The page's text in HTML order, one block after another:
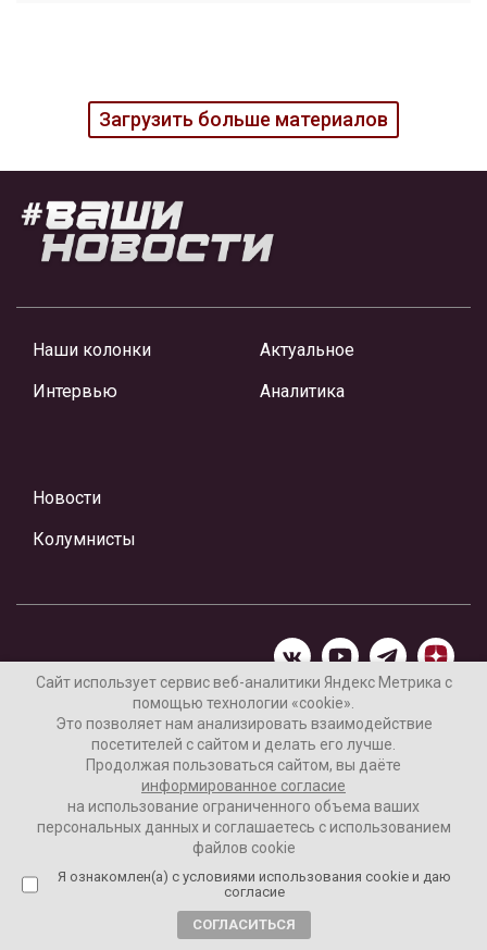
Загрузить больше материалов
Наши колонки
Интервью
Актуальное
Аналитика
Новости
Колумнисты
Материалы предоставлены редакцией Интернет-газеты
«Ваши новости»
Нашли ошибку? Выделите ее и нажмите Ctrl+Enter
Согласие пользователя на обработку данных
Сайт использует сервис веб-аналитики Яндекс Метрика с
помощью технологии «cookie».
Это позволяет нам анализировать взаимодействие
посетителей с сайтом и делать его лучше.
Продолжая пользоваться сайтом, вы даёте
информированное согласие
на использование ограниченного объема ваших
персональных данных и соглашаетесь с использованием
файлов cookie
Я ознакомлен(а) с условиями использования cookie и даю
согласие
СОГЛАСИТЬСЯ